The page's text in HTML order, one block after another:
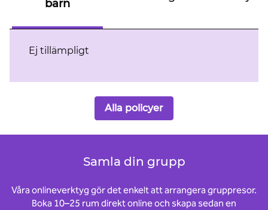
barn
Ej tillämpligt
Alla policyer
Samla din grupp
Våra onlineverktyg gör det enkelt att arrangera gruppresor.
Boka 10–25 rum direkt online och skapa sedan en